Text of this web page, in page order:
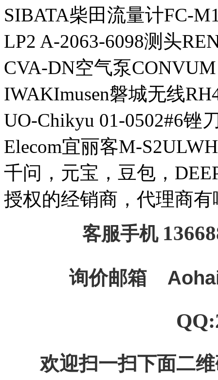
SIBATA柴田流量计FC-
LP2 A-2063-6098测头
CVA-DN空气泵CONVUM
IWAKImusen磐城无线
UO-Chikyu 01-0502#6锉
Elecom宜丽客M-
千问，元宝，豆包，
授权的经销商，代理商
客服手机
询价邮箱
欢迎扫一扫下面二